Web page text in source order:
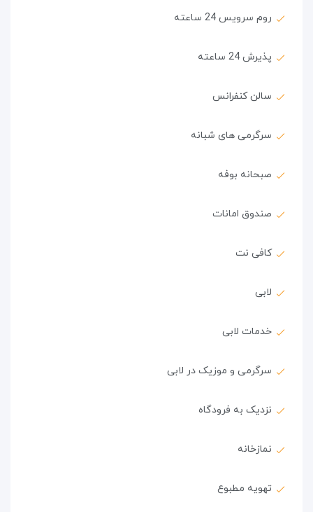
روم سرویس 24 ساعته
پذیرش 24 ساعته
سالن کنفرانس
سرگرمی های شبانه
صبحانه بوفه
صندوق امانات
کافی نت
لابی
خدمات لابی
سرگرمی و موزیک در لابی
نزدیک به فرودگاه
نمازخانه
تهویه مطبوع